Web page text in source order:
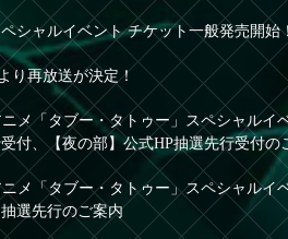
シャルイベント チケット一般発売開始！
り再放送が決定！
ニメ「タブー・タトゥー」スペシャル
付、【夜の部】公式HP抽選先行受付の
ニメ「タブー・タトゥー」スペシャルイ
選先行のご案内